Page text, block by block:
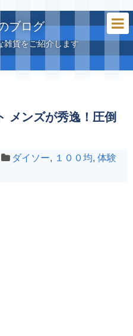
ブログ
雑貨をご紹介します
メンズが秀逸！圧倒
ダイソー, １００均,体験